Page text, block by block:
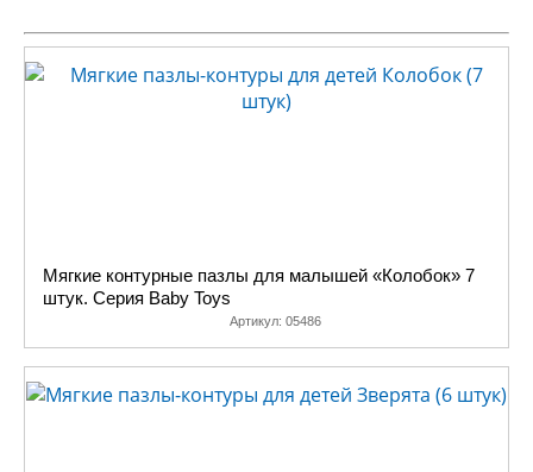
Мягкие контурные пазлы для малышей «Колобок» 7
штук. Серия Baby Toys
Артикул: 05486